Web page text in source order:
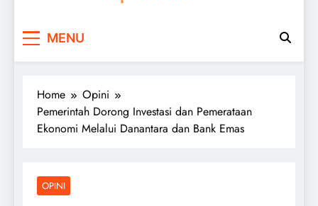
MENU
Home
Opini
Pemerintah Dorong Investasi dan Pemerataan
Ekonomi Melalui Danantara dan Bank Emas
OPINI